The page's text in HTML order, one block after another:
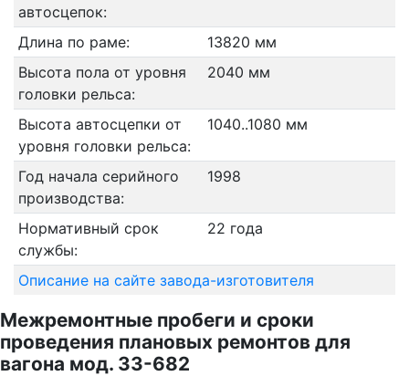
автосцепок:
Длина по раме:
13820 мм
Высота пола от уровня
головки рельса:
2040 мм
Высота автосцепки от
уровня головки рельса:
1040..1080 мм
Год начала серийного
производства:
1998
Нормативный срок
службы:
22 года
Описание на сайте завода-изготовителя
Межремонтные пробеги и сроки
проведения плановых ремонтов для
вагона мод. 33-682